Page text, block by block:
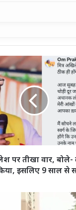
पर तीखा वार,
इसलिए 9 साल से